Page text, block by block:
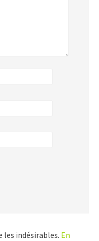
les indésirables. En